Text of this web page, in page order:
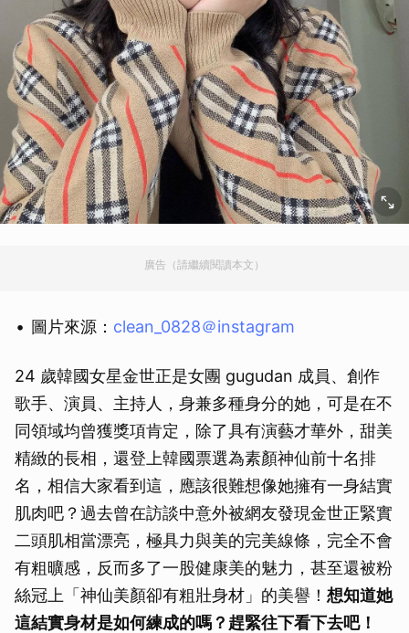
廣告（請繼續閱讀本文）
圖片來源： clean_0828＠instagram
24 歲韓國女星金世正是女團 gugudan 成員、創作
歌手、演員、主持人，身兼多種身分的她，可是在不
同領域均曾獲獎項肯定，除了具有演藝才華外，甜美
精緻的長相，還登上韓國票選為素顏神仙前十名排
名，相信大家看到這，應該很難想像她擁有一身結實
肌肉吧？過去曾在訪談中意外被網友發現金世正緊實
二頭肌相當漂亮，極具力與美的完美線條，完全不會
有粗曠感，反而多了一股健康美的魅力，甚至還被粉
絲冠上「神仙美顏卻有粗壯身材」的美譽！ 想知道她
這結實身材是如何練成的嗎？趕緊往下看下去吧！